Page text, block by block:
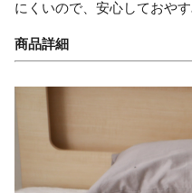
にくいので、安心しておやす
商品詳細